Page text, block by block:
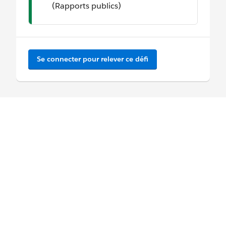
(Rapports publics)
Se connecter pour relever ce défi